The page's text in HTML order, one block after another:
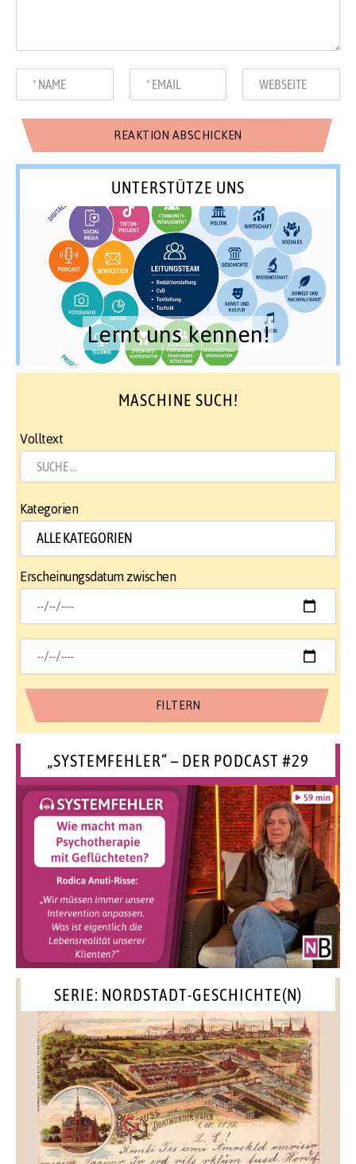
UNTERSTÜTZE UNS
Lernt uns kennen!
MASCHINE SUCH!
Volltext
Kategorien
Erscheinungsdatum zwischen
„SYSTEMFEHLER“ – DER PODCAST #29
SERIE: NORDSTADT-GESCHICHTE(N)